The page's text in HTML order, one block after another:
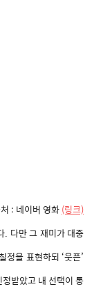
: 네이버 영화(링크)
. 다만 그 재미가 대중
을 표현하되 ‘웃픈’
받았고 내 선택이 통